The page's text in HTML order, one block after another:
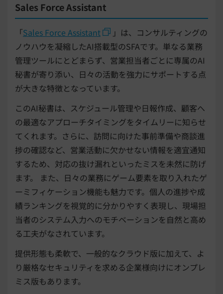
Sales Force Assistant
「Sales Force Assistant
」は、コンサルティングの
ノウハウを凝縮したAI搭載型のSFAです。単なる業務
管理ツールにとどまらず、営業担当者ごとに専属のAI
秘書が寄り添い、日々の活動を強力にサポートする点
が大きな特徴となっています。
このAI秘書は、スケジュール管理や日報作成、顧客へ
の最適なアプローチタイミングをタイムリーに知らせ
てくれます。さらに、訪問に向けた事前準備や商談進
捗の確認など、営業活動に欠かせない情報を適宜通知
するため、対応の抜け漏れといったミスを未然に防げ
ます。 また、日々の業務にゲーム要素を取り入れたゲ
ーミフィケーション機能も魅力です。個人の進捗や成
績ランキングを視覚的に分かりやすく表現し、現場担
当者のシステム入力へのモチベーションを自然と高め
る工夫がなされています。
提供形態も柔軟で、一般的なクラウド版に加えて、よ
り厳格なセキュリティを求める企業様向けにオンプレ
ミス版もあります。